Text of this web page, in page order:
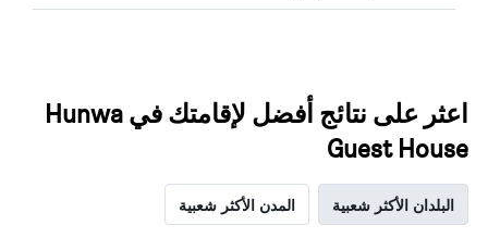
اعثر على نتائج أفضل لإقامتك في Hunwa
Guest House
البلدان الأكثر شعبية المدن الأكثر شعبية